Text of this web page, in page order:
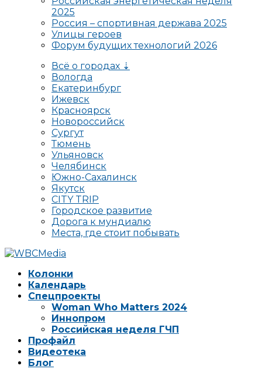
2025
Россия – спортивная держава 2025
Улицы героев
Форум будущих технологий 2026
Всё о городах ⇣
Вологда
Екатеринбург
Ижевск
Красноярск
Новороссийск
Сургут
Тюмень
Ульяновск
Челябинск
Южно-Сахалинск
Якутск
CITY TRIP
Городское развитие
Дорога к мундиалю
Места, где стоит побывать
Колонки
Календарь
Спецпроекты
Woman Who Matters 2024
Иннопром
Российская неделя ГЧП
Профайл
Видеотека
Блог